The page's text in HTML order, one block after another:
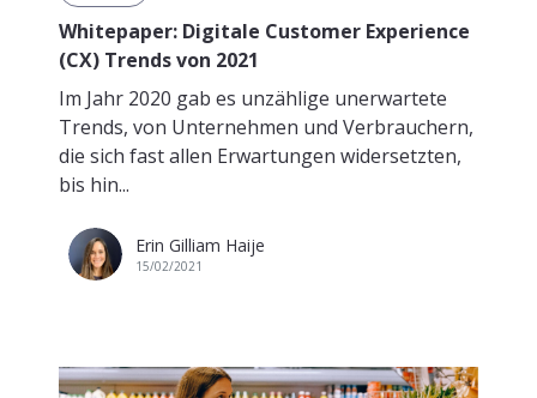
Whitepaper: Digitale Customer Experience
(CX) Trends von 2021
Im Jahr 2020 gab es unzählige unerwartete
Trends, von Unternehmen und Verbrauchern,
die sich fast allen Erwartungen widersetzten,
bis hin...
Erin Gilliam Haije
15/02/2021